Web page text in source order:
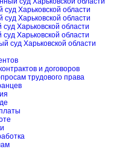
Харьковской области
Харьковской области
Харьковской области
Харьковской области
суд Харьковской области
и договоров
трудового права